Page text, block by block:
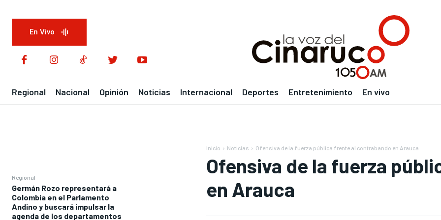
En Vivo
Regional Nacional Opinión Noticias Internacional Deportes Entretenimiento En vivo
Regional
Germán Rozo representará a
Colombia en el Parlamento
Andino y buscará impulsar la
agenda de los departamentos
Inicio Noticias Ofensiva de la fuerza pública frente al contrabando en Arauca
Ofensiva de la fuerza
en Arauca